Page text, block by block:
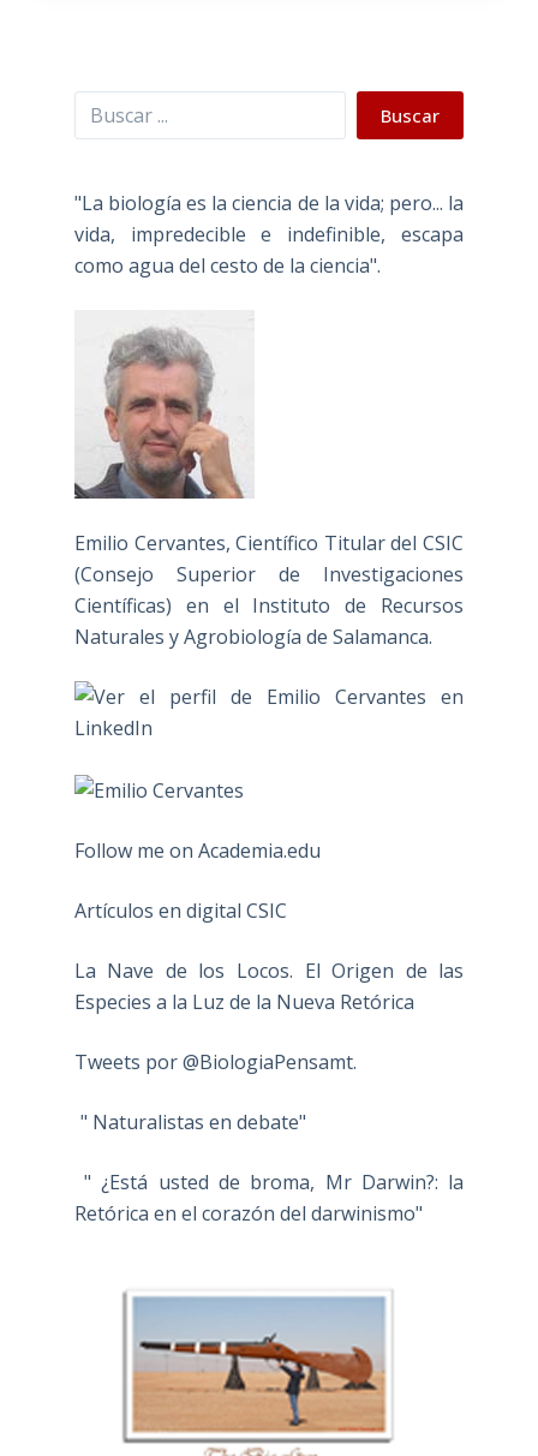
Buscar Buscar
"La biología es la ciencia de la vida; pero... la
vida, impredecible e indefinible, escapa
como agua del cesto de la ciencia".
Emilio Cervantes, Científico Titular del CSIC
(Consejo Superior de Investigaciones
Científicas) en el Instituto de Recursos
Naturales y Agrobiología de Salamanca.
Follow me on Academia.edu
Artículos en digital CSIC
La Nave de los Locos. El Origen de las
Especies a la Luz de la Nueva Retórica
Tweets por @BiologiaPensamt.
" Naturalistas en debate"
" ¿Está usted de broma, Mr Darwin?: la
Retórica en el corazón del darwinismo"